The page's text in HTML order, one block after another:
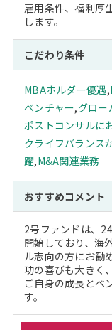
雇用条件、福利厚
します。
こだわり条件
MBAホルダー優遇,
ベンチャー,グロー
ポストコンサルに
クライフバランス
躍,M&A関連業務
おすすめコメント
2号ファンドは、
開始しており、海
ル志向の方にお勧
功の喜びも大きく
ご自身の成長とベ
す。